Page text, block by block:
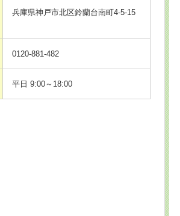
兵庫県神戸市北区鈴蘭台南町4-5-15
0120-881-482
平日 9:00～18:00